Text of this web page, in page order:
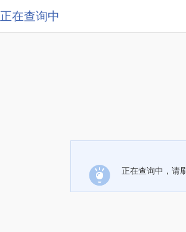
正在查询中
正在查询中，请